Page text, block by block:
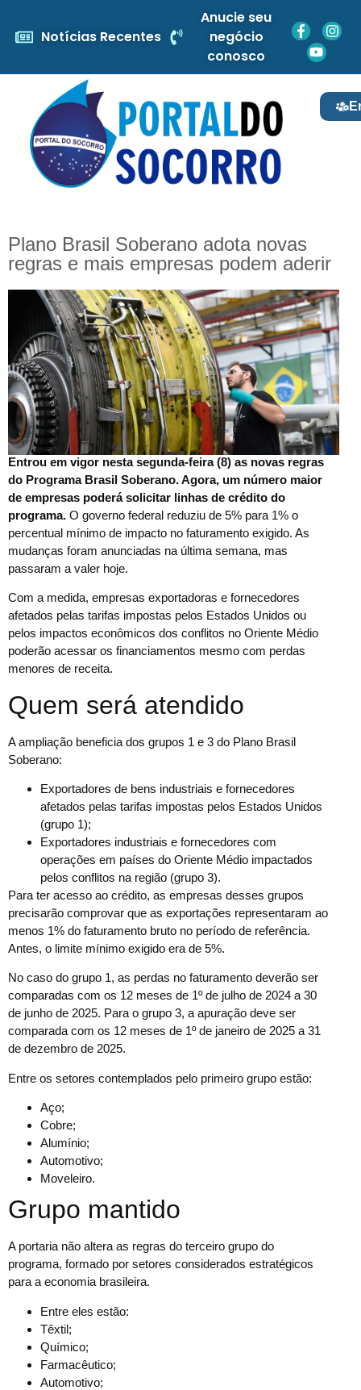
Notícias Recentes
Anucie seu
negócio
conosco
Plano Brasil Soberano adota novas
regras e mais empresas podem aderir
Entrou em vigor nesta segunda-feira (8) as novas regras
do Programa Brasil Soberano. Agora, um número maior
de empresas poderá solicitar linhas de crédito do
programa. O governo federal reduziu de 5% para 1% o
percentual mínimo de impacto no faturamento exigido. As
mudanças foram anunciadas na última semana, mas
passaram a valer hoje.
Com a medida, empresas exportadoras e fornecedores
afetados pelas tarifas impostas pelos Estados Unidos ou
pelos impactos econômicos dos conflitos no Oriente Médio
poderão acessar os financiamentos mesmo com perdas
menores de receita.
Quem será atendido
A ampliação beneficia dos grupos 1 e 3 do Plano Brasil
Soberano:
Exportadores de bens industriais e fornecedores
afetados pelas tarifas impostas pelos Estados Unidos
(grupo 1);
Exportadores industriais e fornecedores com
operações em países do Oriente Médio impactados
pelos conflitos na região (grupo 3).
Para ter acesso ao crédito, as empresas desses grupos
precisarão comprovar que as exportações representaram ao
menos 1% do faturamento bruto no período de referência.
Antes, o limite mínimo exigido era de 5%.
No caso do grupo 1, as perdas no faturamento deverão ser
comparadas com os 12 meses de 1º de julho de 2024 a 30
de junho de 2025. Para o grupo 3, a apuração deve ser
comparada com os 12 meses de 1º de janeiro de 2025 a 31
de dezembro de 2025.
Entre os setores contemplados pelo primeiro grupo estão:
Aço;
Cobre;
Alumínio;
Automotivo;
Moveleiro.
Grupo mantido
A portaria não altera as regras do terceiro grupo do
programa, formado por setores considerados estratégicos
para a economia brasileira.
Entre eles estão:
Têxtil;
Químico;
Farmacêutico;
Automotivo;